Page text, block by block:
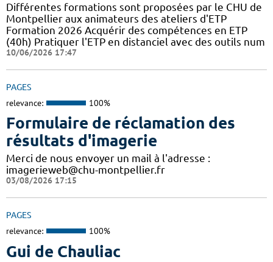
Différentes formations sont proposées par le CHU de
Montpellier aux animateurs des ateliers d'ETP
Formation 2026 Acquérir des compétences en ETP
(40h) Pratiquer l'ETP en distanciel avec des outils num
10/06/2026 17:47
PAGES
relevance: 100%
Formulaire de réclamation des
résultats d'imagerie
Merci de nous envoyer un mail à l'adresse :
imagerieweb@chu-montpellier.fr
03/08/2026 17:15
PAGES
relevance: 100%
Gui de Chauliac